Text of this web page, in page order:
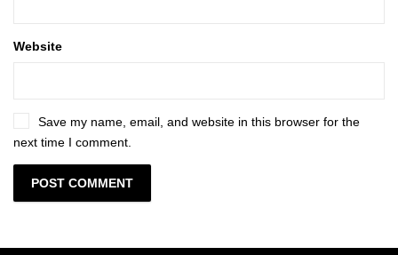
Website
Save my name, email, and website in this browser for the
next time I comment.